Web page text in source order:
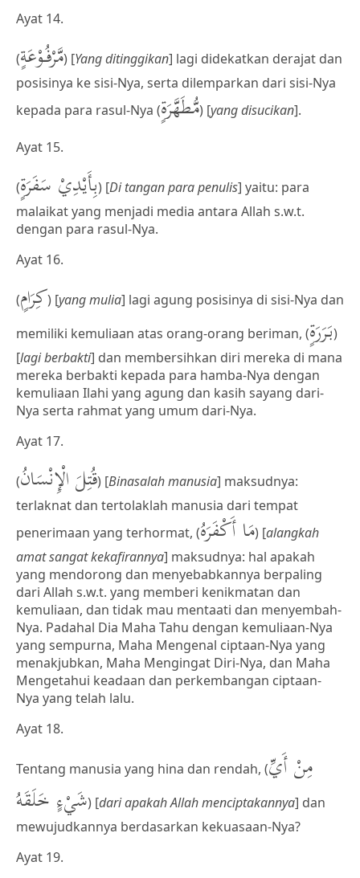
Ayat 14.
(مَّرْفُوْعَةٍ) [Yang ditinggikan] lagi didekatkan derajat dan
posisinya ke sisi-Nya, serta dilemparkan dari sisi-Nya
kepada para rasul-Nya (مُّطَهَّرَةٍ) [yang disucikan].
Ayat 15.
(بِأَيْدِيْ سَفَرَةٍ) [Di tangan para penulis] yaitu: para
malaikat yang menjadi media antara Allah s.w.t.
dengan para rasul-Nya.
Ayat 16.
(كِرَامٍ) [yang mulia] lagi agung posisinya di sisi-Nya dan
memiliki kemuliaan atas orang-orang beriman, (بَرَرَةٍ)
[lagi berbakti] dan membersihkan diri mereka di mana
mereka berbakti kepada para hamba-Nya dengan
kemuliaan Ilahi yang agung dan kasih sayang dari-
Nya serta rahmat yang umum dari-Nya.
Ayat 17.
(قُتِلَ الْإِنْسَانُ) [Binasalah manusia] maksudnya:
terlaknat dan tertolaklah manusia dari tempat
penerimaan yang terhormat, (مَا أَكْفَرَهُ) [alangkah
amat sangat kekafirannya] maksudnya: hal apakah
yang mendorong dan menyebabkannya berpaling
dari Allah s.w.t. yang memberi kenikmatan dan
kemuliaan, dan tidak mau mentaati dan menyembah-
Nya. Padahal Dia Maha Tahu dengan kemuliaan-Nya
yang sempurna, Maha Mengenal ciptaan-Nya yang
menakjubkan, Maha Mengingat Diri-Nya, dan Maha
Mengetahui keadaan dan perkembangan ciptaan-
Nya yang telah lalu.
Ayat 18.
Tentang manusia yang hina dan rendah, (مِنْ أَيِّ
شَيْءٍ خَلَقَهُ) [dari apakah Allah menciptakannya] dan
mewujudkannya berdasarkan kekuasaan-Nya?
Ayat 19.